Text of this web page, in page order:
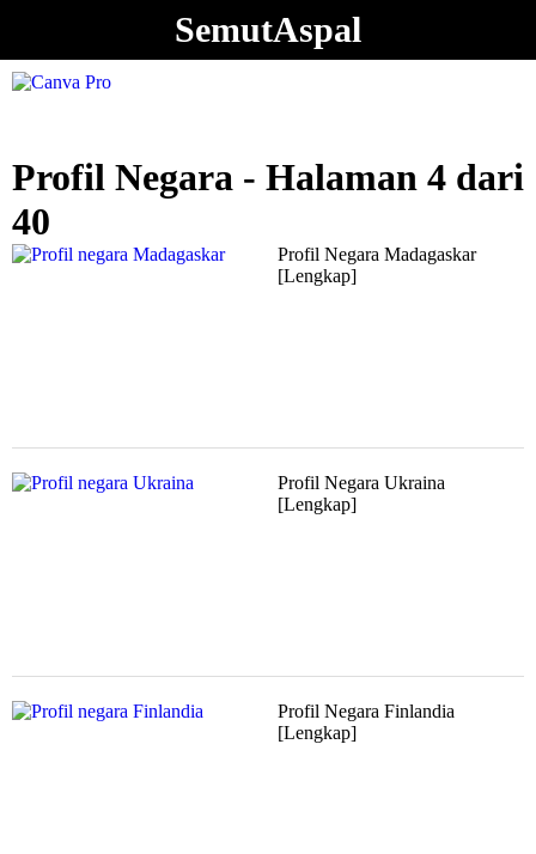
SemutAspal
Profil Negara - Halaman 4 dari
40
Profil Negara Madagaskar
[Lengkap]
Profil Negara Ukraina
[Lengkap]
Profil Negara Finlandia
[Lengkap]